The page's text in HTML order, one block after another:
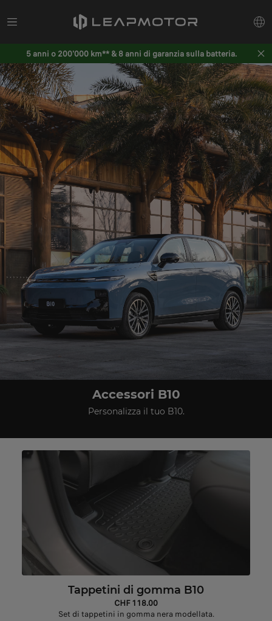
5 anni o 200'000 km** & 8 anni di garanzia sulla batteria.
Accessori B10
Personalizza il tuo B10.
Tappetini di gomma B10
CHF 118.00
Set di tappetini in gomma nera modellata.